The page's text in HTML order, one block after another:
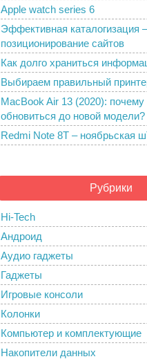
Apple watch series 6
Эффективная каталогизация
позиционирование сайтов
Как долго храниться
Выбираем правильный
MacBook Air 13 (2020): почему
обновиться до новой модели?
Redmi Note 8T – ноябрьская
Рубрики
Hi-Tech
Андроид
Аудио гаджеты
Гаджеты
Игровые консоли
Колонки
Компьютер и комплектующие
Накопители данных